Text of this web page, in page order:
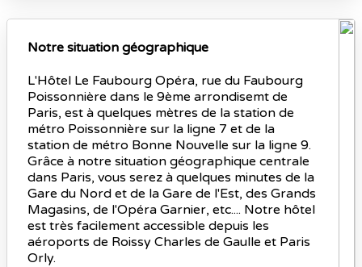
Notre situation géographique
L'Hôtel Le Faubourg Opéra, rue du Faubourg
Poissonnière dans le 9ème arrondisemt de
Paris, est à quelques mètres de la station de
métro Poissonnière sur la ligne 7 et de la
station de métro Bonne Nouvelle sur la ligne 9.
Grâce à notre situation géographique centrale
dans Paris, vous serez à quelques minutes de la
Gare du Nord et de la Gare de l'Est, des Grands
Magasins, de l'Opéra Garnier, etc.... Notre hôtel
est très facilement accessible depuis les
aéroports de Roissy Charles de Gaulle et Paris
Orly.